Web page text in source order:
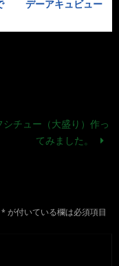
シチュー（大盛り）作っ
てみました。
* が付いている欄は必須項目